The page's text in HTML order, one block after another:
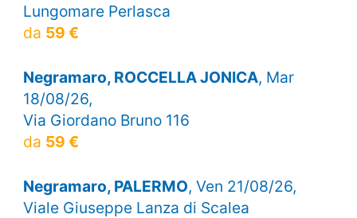
Lungomare Perlasca
da 59 €
Negramaro, ROCCELLA JONICA, Mar
18/08/26,
Via Giordano Bruno 116
da 59 €
Negramaro, PALERMO, Ven 21/08/26,
Viale Giuseppe Lanza di Scalea